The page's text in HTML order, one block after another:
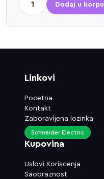
Dodaj u korpu
Linkovi
Pocetna
Kontakt
Zaboravljena lozinka
Kupovina
Uslovi Koriscenja
Saobraznost
Schneider Electric